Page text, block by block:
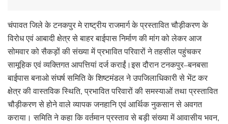
चंपावत जिले के टनकपुर मे राष्ट्रीय राजमार्ग के प्रस्तावित चौड़ीकरण के
विरोध एवं आबादी क्षेत्र से बाहर बाईपास निर्माण की मांग को लेकर आज
सोमवार को सैकड़ों की संख्या में प्रभावित परिवारों ने तहसील पहुंचकर
सामूहिक एवं व्यक्तिगत आपत्तियां दर्ज कराईं।इस दौरान टनकपुर–बनबसा
बाईपास बनाओ संघर्ष समिति के शिष्टमंडल ने उपजिलाधिकारी से भेंट कर
क्षेत्र की वास्तविक स्थिति, प्रभावित परिवारों की समस्याओं तथा प्रस्तावित
चौड़ीकरण से होने वाले व्यापक जनहानि एवं आर्थिक नुकसान से अवगत
कराया। समिति ने कहा कि वर्तमान प्रस्ताव से बड़ी संख्या में आवासीय भवन,